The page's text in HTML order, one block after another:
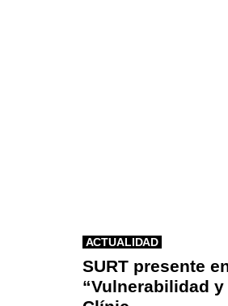
ACTUALIDAD
SURT presente
“Vulnerabilidad